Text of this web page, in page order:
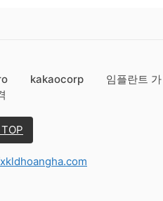
kakaocorp
임플란트 가